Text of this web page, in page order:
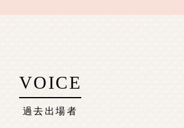
VOICE
過去出場者